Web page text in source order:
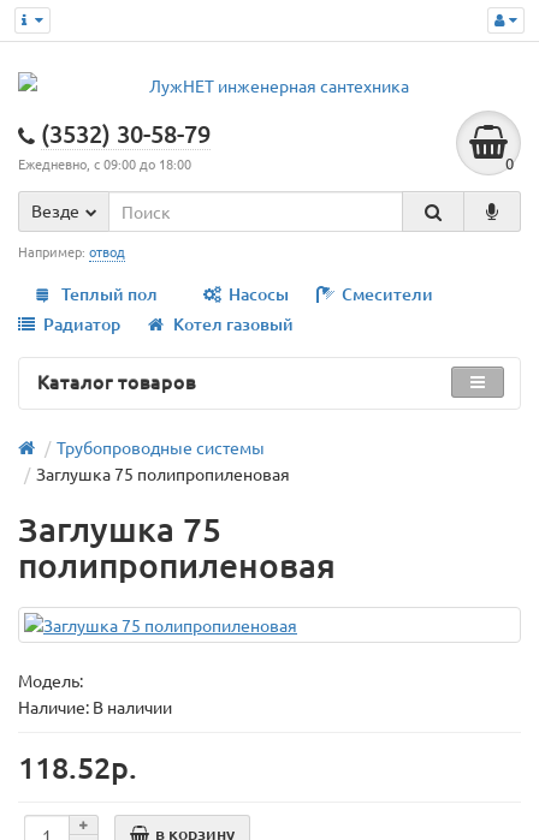
(3532) 30-58-79
Ежедневно, с 09:00 до 18:00 0
Везде
Например: отвод
Теплый пол Насосы
Смесители
Радиатор
Котел газовый
Каталог товаров
Трубопроводные системы
Заглушка 75 полипропиленовая
Заглушка 75
полипропиленовая
Модель:
Наличие: В наличии
118.52р.
в корзину